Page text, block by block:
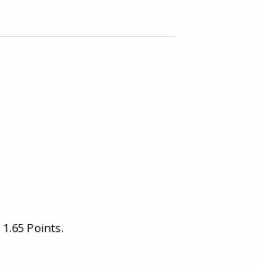
1.65 Points.